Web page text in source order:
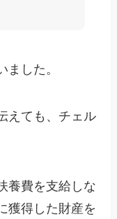
ました。
えても、チェル
養費を支給しな
獲得した財産を